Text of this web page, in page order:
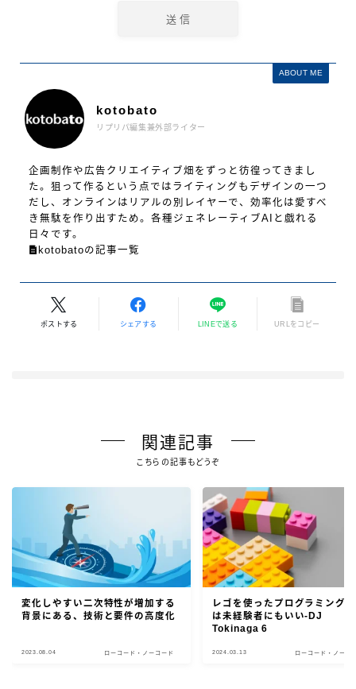
ABOUT ME
kotobato
リプリパ編集兼外部ライター
企画制作や広告クリエイティブ畑をずっと彷徨ってきまし
た。狙って作るという点ではライティングもデザインの一つ
だし、オンラインはリアルの別レイヤーで、効率化は愛すべ
き無駄を作り出すため。各種ジェネレーティブAIと戯れる
日々です。
kotobatoの記事一覧
ポストする シェアする LINEで送る URLをコピー
関連記事
こちらの記事もどうぞ
変化しやすい二次特性が増加する
背景にある、技術と要件の高度化
2023.08.04 ローコード・ノーコード
レゴを使ったプログラミング
は未経験者にもいい-DJ
Tokinaga 6
2024.03.13 ローコード・ノーコ